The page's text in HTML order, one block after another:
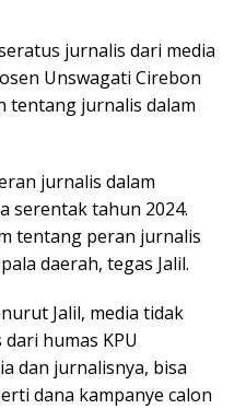
jurnalis dari media
Unswagati Cirebon
tentang jurnalis dalam
jurnalis dalam
serentak tahun 2024.
tentang peran jurnalis
daerah, tegas Jalil.
Jalil, media tidak
humas KPU
dan jurnalisnya, bisa
dana kampanye calon